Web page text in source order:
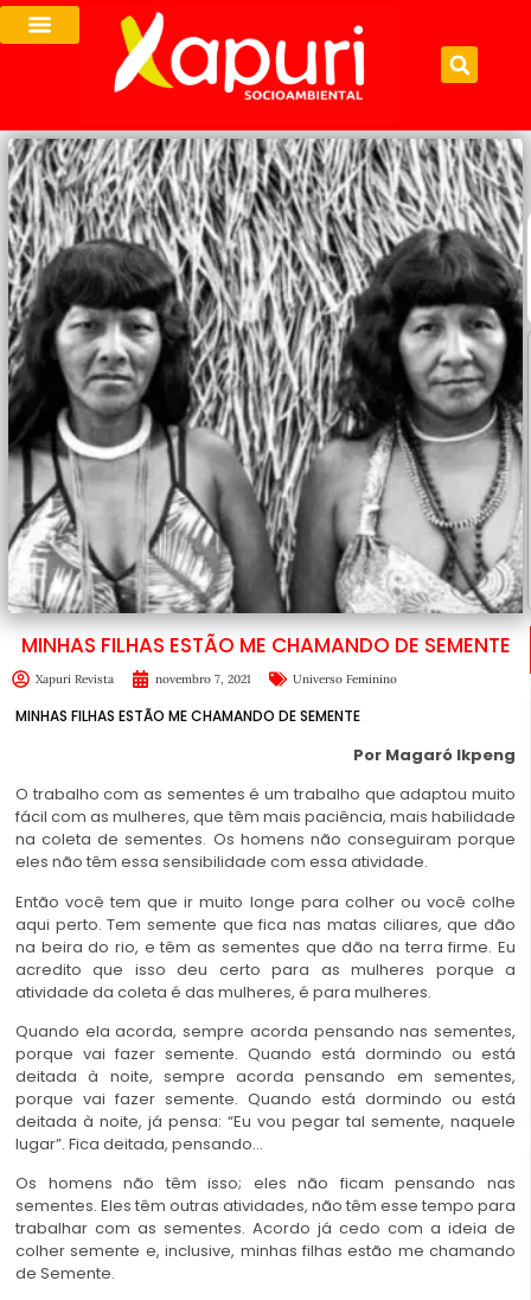
MINHAS FILHAS ESTÃO ME CHAMANDO DE SEMENTE
Xapuri Revista novembro 7, 2021 Universo Feminino
MINHAS FILHAS ESTÃO ME CHAMANDO DE SEMENTE
Por Magaró Ikpeng
O trabalho com as sementes é um trabalho que adaptou muito
fácil com as mulheres, que têm mais paciência, mais habilidade
na coleta de sementes. Os homens não conseguiram porque
eles não têm essa sensibilidade com essa atividade.
Então você tem que ir muito longe para colher ou você colhe
aqui perto. Tem semente que fica nas matas ciliares, que dão
na beira do rio, e têm as sementes que dão na terra firme. Eu
acredito que isso deu certo para as mulheres porque a
atividade da coleta é das mulheres, é para mulheres.
Quando ela acorda, sempre acorda pensando nas sementes,
porque vai fazer semente. Quando está dormindo ou está
deitada à noite, sempre acorda pensando em sementes,
porque vai fazer semente. Quando está dormindo ou está
deitada à noite, já pensa: “Eu vou pegar tal semente, naquele
lugar”. Fica deitada, pensando…
Os homens não têm isso; eles não ficam pensando nas
sementes. Eles têm outras atividades, não têm esse tempo para
trabalhar com as sementes. Acordo já cedo com a ideia de
colher semente e, inclusive, minhas filhas estão me chamando
de Semente.